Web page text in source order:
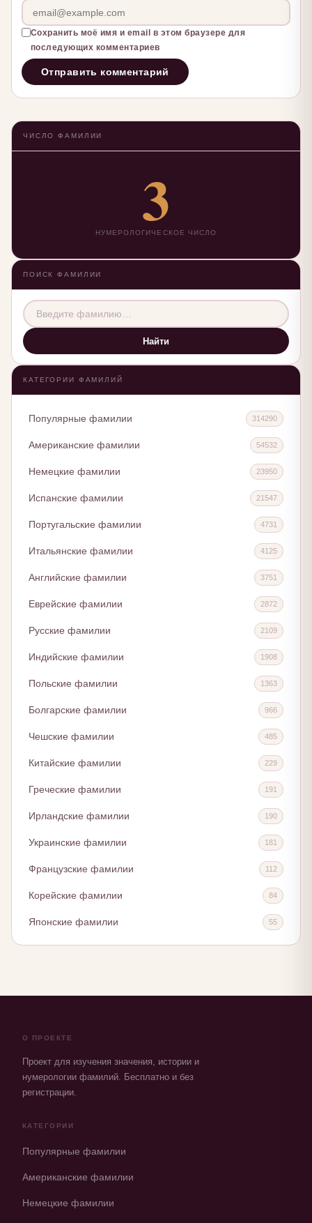
Сохранить моё имя и email в этом браузере для
последующих комментариев
ЧИСЛО ФАМИЛИИ
3
НУМЕРОЛОГИЧЕСКОЕ ЧИСЛО
ПОИСК ФАМИЛИИ
Найти
КАТЕГОРИИ ФАМИЛИЙ
Популярные фамилии 314290
Американские фамилии 54532
Немецкие фамилии 23950
Испанские фамилии 21547
Португальские фамилии 4731
Итальянские фамилии 4125
Английские фамилии 3751
Еврейские фамилии 2872
Русские фамилии 2109
Индийские фамилии 1908
Польские фамилии 1363
Болгарские фамилии 966
Чешские фамилии 485
Китайские фамилии 229
Греческие фамилии 191
Ирландские фамилии 190
Украинские фамилии 181
Французские фамилии 112
Корейские фамилии 84
Японские фамилии 55
О ПРОЕКТЕ
Проект для изучения значения, истории и
нумерологии фамилий. Бесплатно и без
регистрации.
КАТЕГОРИИ
Популярные фамилии
Американские фамилии
Немецкие фамилии